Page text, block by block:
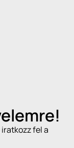
fel a